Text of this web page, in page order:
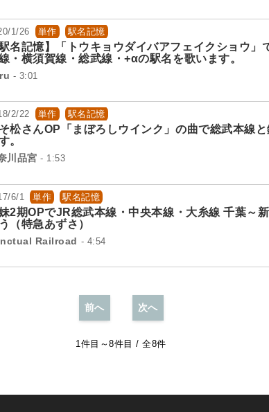
1/26 単作 駅名記憶
駅名記憶】「トウキョウダイバアフェイクショウ」
・横須賀線・総武線・+αの駅名を歌います。
- 3:01
2/22 単作 駅名記憶
松さんOP「まぼろしウインク」の曲で総武本線
。
川品宮 - 1:53
6/1 単作 駅名記憶
2期OPでJR総武本線・中央本線・大糸線 千葉～
（特急あずさ）
Railroad - 4:54
前へ 次へ
1件目～8件目 / 全8件